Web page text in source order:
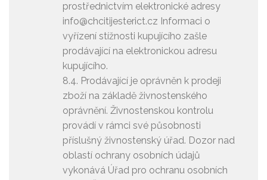
prostřednictvím elektronické adresy
info@chcitijesterict.cz Informaci o
vyřízení stížnosti kupujícího zašle
prodávající na elektronickou adresu
kupujícího.
8.4. Prodávající je oprávněn k prodeji
zboží na základě živnostenského
oprávnění. Živnostenskou kontrolu
provádí v rámci své působnosti
příslušný živnostenský úřad. Dozor nad
oblastí ochrany osobních údajů
vykonává Úřad pro ochranu osobních